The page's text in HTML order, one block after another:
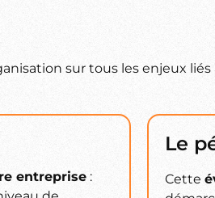
sur tous les enjeux
entreprise :
Le
Cette